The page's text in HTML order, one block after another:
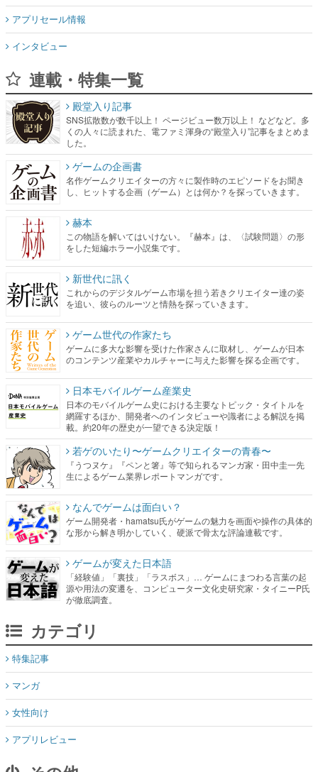
アプリセール情報
インタビュー
連載・特集一覧
殿堂入り記事
SNS拡散数が数千以上！ ページビュー数万以上！ などなど。多
くの人々に読まれた、電ファミ渾身の“殿堂入り”記事をまとめま
した。
ゲームの企画書
名作ゲームクリエイターの方々に製作時のエピソードをお聞き
し、ヒットする企画（ゲーム）とは何か？を探っていきます。
赫本
この物語を解いてはいけない。『赫本』は、〈試験問題〉の形
をした短編ホラー小説集です。
新世代に訊く
これからのデジタルゲーム市場を担う若きクリエイター達の姿
を追い、彼らのルーツと情熱を探っていきます。
ゲーム世代の作家たち
ゲームに多大な影響を受けた作家さんに取材し、ゲームが日本
のコンテンツ産業やカルチャーに与えた影響を探る企画です。
日本モバイルゲーム産業史
日本のモバイルゲーム史における主要なトピック・タイトルを
網羅するほか、開発者へのインタビューや識者による解説を掲
載。約20年の歴史が一望できる決定版！
若ゲのいたり〜ゲームクリエイターの青春〜
『うつヌケ』『ペンと箸』等で知られるマンガ家・田中圭一先
生によるゲーム業界レポートマンガです。
なんでゲームは面白い？
ゲーム開発者・hamatsu氏がゲームの魅力を画面や操作の具体的
な形から解き明かしていく、硬派で骨太な評論連載です。
ゲームが変えた日本語
「経験値」「裏技」「ラスボス」… ゲームにまつわる言葉の起
源や用法の変遷を、コンピューター文化史研究家・タイニーP氏
が徹底調査。
カテゴリ
特集記事
マンガ
女性向け
アプリレビュー